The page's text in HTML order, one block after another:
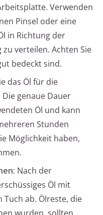
Verwenden
Pinsel oder eine
in Richtung der
verteilen. Achten Sie
bedeckt sind.
das Öl für die
genaue Dauer
Öl und kann
Stunden
Möglichkeit haben,
Nach der
Öl mit
ab. Ölreste, die